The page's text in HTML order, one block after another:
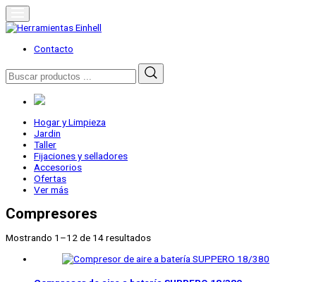
Skip
to
content
Herramientas Einhell
Distribuidor Oficial
Contacto
Buscar
por:
Hogar y Limpieza
Jardin
Taller
Fijaciones y selladores
Accesorios
Ofertas
Ver más
Compresores
Mostrando 1–12 de 14 resultados